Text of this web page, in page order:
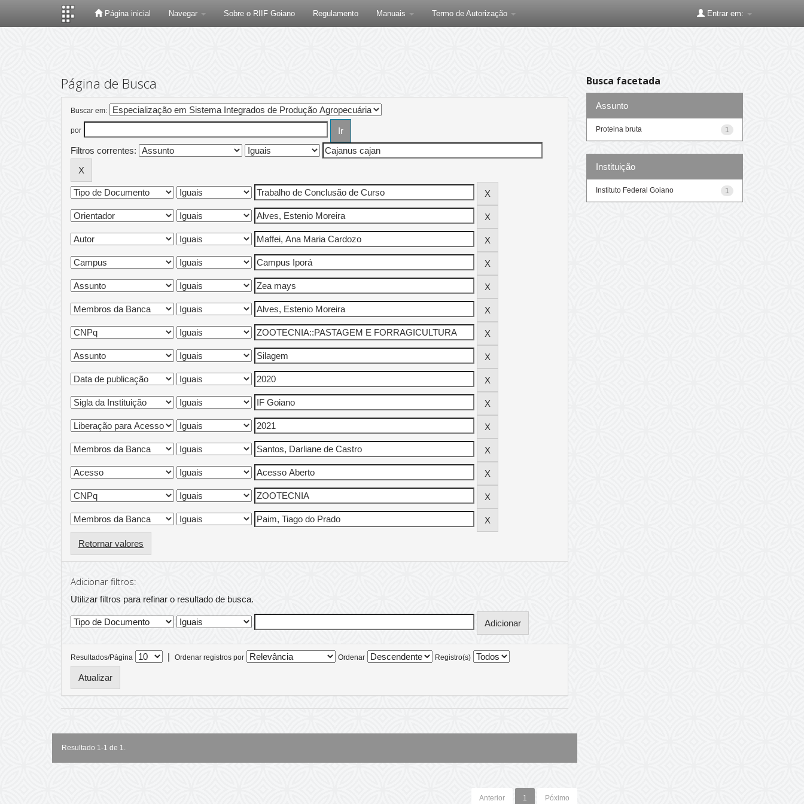
Página inicial Navegar Sobre o RIIF Goiano Regulamento Manuais Termo de Autorização Entrar em:
Página de Busca
Buscar em:
por
Filtros correntes:
Retornar valores
Adicionar filtros:
Utilizar filtros para refinar o resultado de busca.
Resultados/Página | Ordenar registros por Ordenar Registro(s)
Resultado 1-1 de 1.
Anterior 1 Póximo
Busca facetada
Assunto
1
Proteina bruta
Instituição
1
Instituto Federal Goiano